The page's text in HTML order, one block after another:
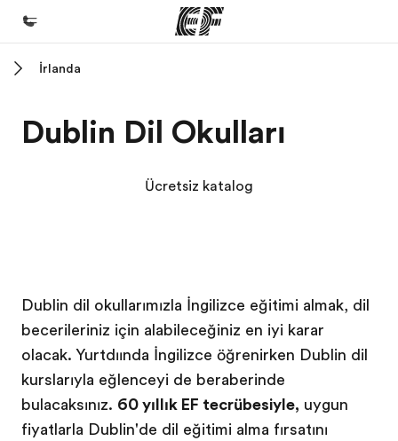
Programlarımız
Tüm programlarımıza göz atın
Biz kimiz?
Kariyer
Ekibimize katılın
İrlanda
Dublin Dil Okulları
Ücretsiz katalog
Dublin dil okullarımızla İngilizce eğitimi almak, dil
becerileriniz için alabileceğiniz en iyi karar
olacak. Yurtdışında İngilizce öğrenirken Dublin dil
kurslarıyla eğlenceyi de beraberinde
bulacaksınız. 60 yıllık EF tecrübesiyle, uygun
fiyatlarla Dublin'de dil eğitimi alma fırsatını